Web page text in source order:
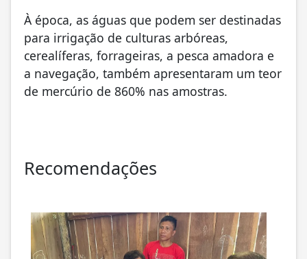
À época, as águas que podem ser destinadas
para irrigação de culturas arbóreas,
cerealíferas, forrageiras, a pesca amadora e
a navegação, também apresentaram um teor
de mercúrio de 860% nas amostras.
Recomendações